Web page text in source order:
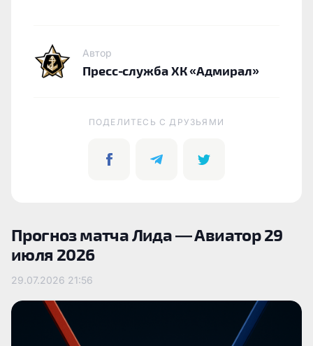
Автор
Пресс-служба ХК «Адмирал»
ПОДЕЛИТЕСЬ C ДРУЗЬЯМИ
Прогноз матча Лида — Авиатор 29
июля 2026
29.07.2026 21:56